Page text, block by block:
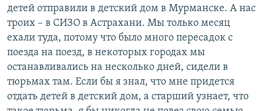
детей отправили в детский дом в Мурманске. А нас
троих – в СИЗО в Астрахани. Мы только месяц
ехали туда, потому что было много пересадок с
поезда на поезд, в некоторых городах мы
останавливались на несколько дней, сидели в
тюрьмах там. Если бы я знал, что мне придется
отдать детей в детский дом, а старший узнает, что